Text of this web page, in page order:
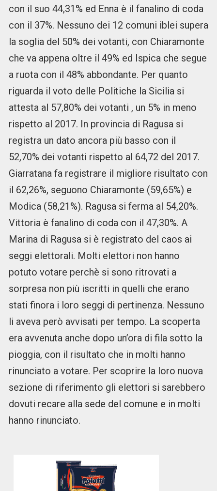
con il suo 44,31% ed Enna è il fanalino di coda
con il 37%. Nessuno dei 12 comuni iblei supera
la soglia del 50% dei votanti, con Chiaramonte
che va appena oltre il 49% ed Ispica che segue
a ruota con il 48% abbondante. Per quanto
riguarda il voto delle Politiche la Sicilia si
attesta al 57,80% dei votanti , un 5% in meno
rispetto al 2017. In provincia di Ragusa si
registra un dato ancora più basso con il
52,70% dei votanti rispetto al 64,72 del 2017.
Giarratana fa registrare il migliore risultato con
il 62,26%, seguono Chiaramonte (59,65%) e
Modica (58,21%). Ragusa si ferma al 54,20%.
Vittoria è fanalino di coda con il 47,30%. A
Marina di Ragusa si è registrato del caos ai
seggi elettorali. Molti elettori non hanno
potuto votare perchè si sono ritrovati a
sorpresa non più iscritti in quelli che erano
stati finora i loro seggi di pertinenza. Nessuno
li aveva però avvisati per tempo. La scoperta
era avvenuta anche dopo un’ora di fila sotto la
pioggia, con il risultato che in molti hanno
rinunciato a votare. Per scoprire la loro nuova
sezione di riferimento gli elettori si sarebbero
dovuti recare alla sede del comune e in molti
hanno rinunciato.